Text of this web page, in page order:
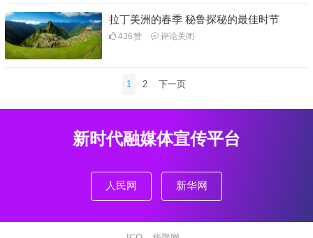
拉丁美洲的春季 秘鲁探秘的最佳时节
436赞 评论关闭
分
1 2 下一页
新时代融媒体宣传平台
人民网 新华网